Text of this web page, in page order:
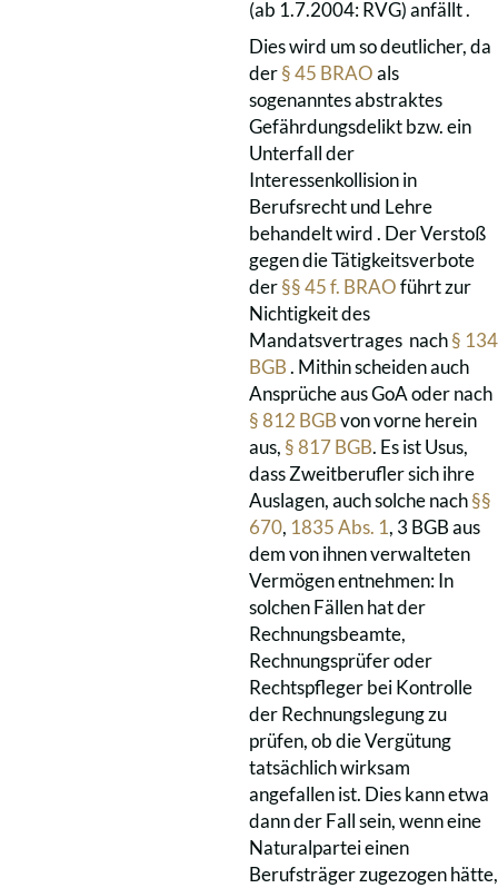
(ab 1.7.2004: RVG) anfällt .
Dies wird um so deutlicher, da
der§ 45 BRAOals
sogenanntes abstraktes
Gefährdungsdelikt bzw. ein
Unterfall der
Interessenkollision in
Berufsrecht und Lehre
behandelt wird . Der Verstoß
gegen die Tätigkeitsverbote
der§§ 45 f. BRAOführt zur
Nichtigkeit des
Mandatsvertrages nach§ 134
BGB. Mithin scheiden auch
Ansprüche aus GoA oder nach
§ 812 BGBvon vorne herein
aus, § 817 BGB. Es ist Usus,
dass Zweitberufler sich ihre
Auslagen, auch solche nach§§
670, 1835 Abs. 1, 3 BGB aus
dem von ihnen verwalteten
Vermögen entnehmen: In
solchen Fällen hat der
Rechnungsbeamte,
Rechnungsprüfer oder
Rechtspfleger bei Kontrolle
der Rechnungslegung zu
prüfen, ob die Vergütung
tatsächlich wirksam
angefallen ist. Dies kann etwa
dann der Fall sein, wenn eine
Naturalpartei einen
Berufsträger zugezogen hätte,